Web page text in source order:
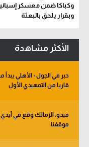
وكباكا ضمن معسكر
وبقرار يلحق بالبعثة
الأكثر مشاهدة
قاريا من التمهيدي الأول
ميدو: الزمالك وقع في أيدي
موقفنا